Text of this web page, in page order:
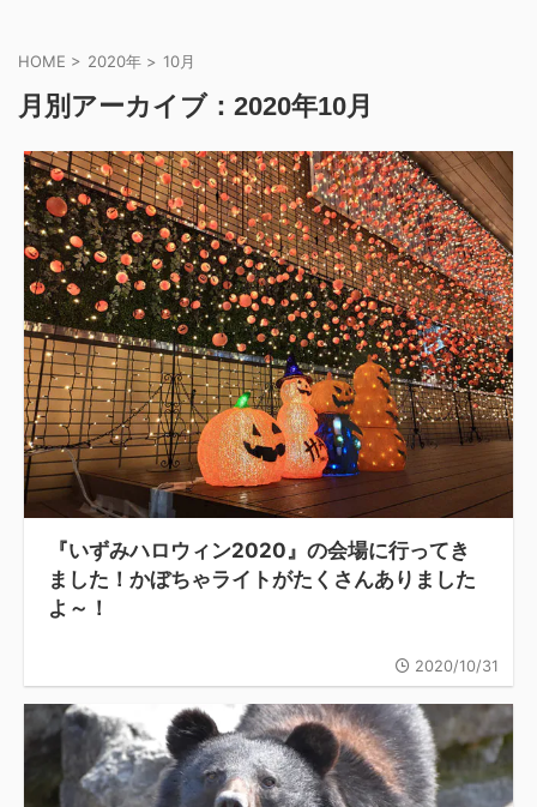
HOME > 2020年 > 10月
月別アーカイブ：2020年10月
『いずみハロウィン2020』の会場に行ってき
ました！かぼちゃライトがたくさんありました
よ～！
2020/10/31